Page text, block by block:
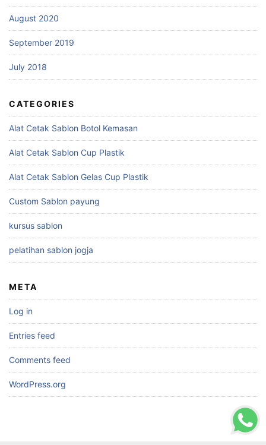
August 2020
September 2019
July 2018
CATEGORIES
Alat Cetak Sablon Botol Kemasan
Alat Cetak Sablon Cup Plastik
Alat Cetak Sablon Gelas Cup Plastik
Custom Sablon payung
kursus sablon
pelatihan sablon jogja
META
Log in
Entries feed
Comments feed
WordPress.org